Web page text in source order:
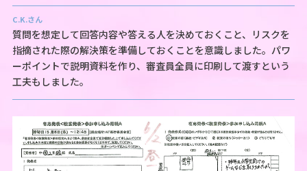
C.K.さん
質問を想定して回答内容や答える人を決めておくこと、リスクを
指摘された際の解決策を準備しておくことを意識しました。パワ
ーポイントで説明資料を作り、審査員全員に印刷して渡すという
工夫もしました。